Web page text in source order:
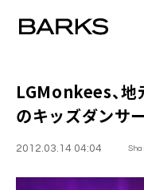
LGMonkees、
のキッズダンサ
2012.03.14 04:04